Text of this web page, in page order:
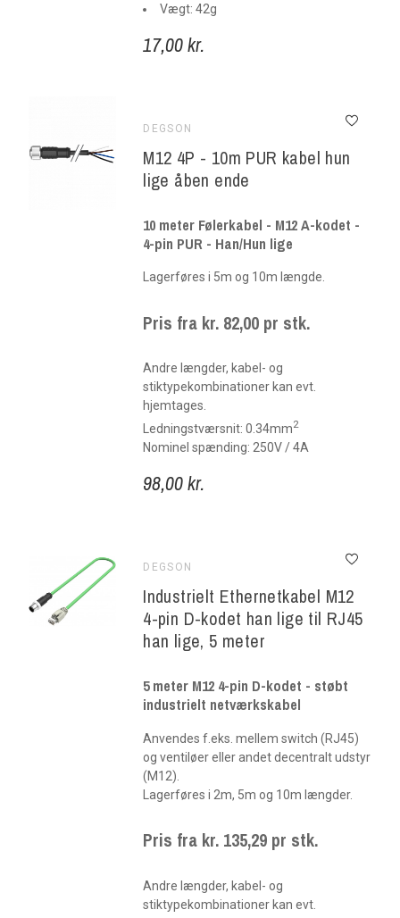
17,00 kr.
Vægt: 42g
DEGSON
M12 4P - 10m PUR kabel hun
lige åben ende
98,00 kr.
10 meter Følerkabel - M12 A-kodet -
4-pin PUR - Han/Hun lige
Lagerføres i 5m og 10m længde.
Pris fra kr. 82,00 pr stk.
Andre længder, kabel- og
stiktypekombinationer kan evt.
hjemtages.
Ledningstværsnit: 0.34mm2
Nominel spænding: 250V / 4A
DEGSON
Industrielt Ethernetkabel M12
4-pin D-kodet han lige til RJ45
han lige, 5 meter
5 meter M12 4-pin D-kodet - støbt
industrielt netværkskabel
Anvendes f.eks. mellem switch (RJ45)
og ventiløer eller andet decentralt udstyr
(M12).
Lagerføres i 2m, 5m og 10m længder.
Pris fra kr. 135,29 pr stk.
Andre længder, kabel- og
stiktypekombinationer kan evt.